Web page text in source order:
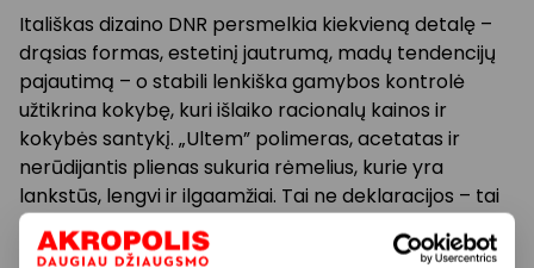
Itališkas dizaino DNR persmelkia kiekvieną detalę –
drąsias formas, estetinį jautrumą, madų tendencijų
pajautimą – o stabili lenkiška gamybos kontrolė
užtikrina kokybę, kuri išlaiko racionalų kainos ir
kokybės santykį. „Ultem” polimeras, acetatas ir
nerūdijantis plienas sukuria rėmelius, kurie yra
lankstūs, lengvi ir ilgaamžiai. Tai ne deklaracijos – tai
realūs sprendimai, patvirtinti kasmetine dalyste
MIDO Milane ir SILMO Paryžiuje.